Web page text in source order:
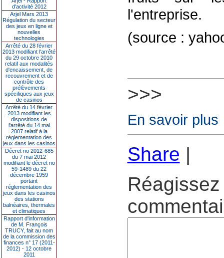
d'activité 2012
Arjel Mars 2013
Régulation du secteur
des jeux en ligne et
nouvelles
technologies
Arrêté du 28 février
2013 modifiant l'arrêté
du 29 octobre 2010
relatif aux modalités
d'encaissement, de
recouvrement et de
contrôle des
prélèvements
spécifiques aux jeux
de casinos
Arrêté du 14 février
2013 modifiant les
dispositions de
l'arrêté du 14 mai
2007 relatif à la
réglementation des
jeux dans les casinos
Décret no 2012-685
du 7 mai 2012
modifiant le décret no
59-1489 du 22
décembre 1959
portant
réglementation des
jeux dans les casinos
des stations
balnéaires, thermales
et climatiques
Rapport d'information
de M. François
TRUCY, fait au nom
de la commission des
finances n° 17 (2011-
2012) - 12 octobre
2011
l'entreprise.
(source :
>>>
En savoir plus
Share |